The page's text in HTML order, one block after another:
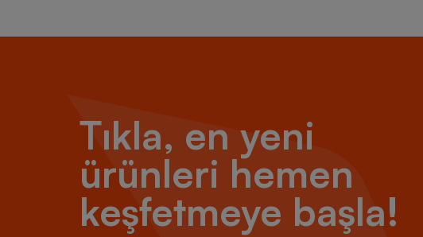
Tıkla, en yeni
ürünleri hemen
keşfetmeye başla!